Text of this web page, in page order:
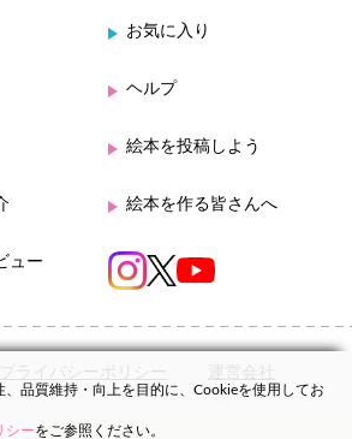
お気に入り
ヘルプ
絵本を投稿しよう
絵本を作る皆さんへ
ュー
プライバシーポリシー 運営会社
、品質維持・向上を目的に、Cookieを使用してお
シーをご参照ください。